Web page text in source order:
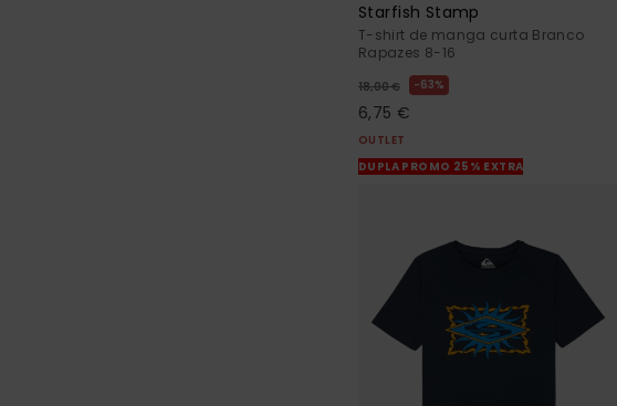
Starfish Stamp
T-shirt de manga curta Branco
Rapazes 8-16
18,00 € 63%
6,75 €
OUTLET
DUPLA PROMO 25% EXTRA